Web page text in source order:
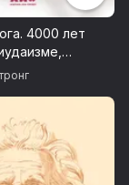
4000 лет
и исламе